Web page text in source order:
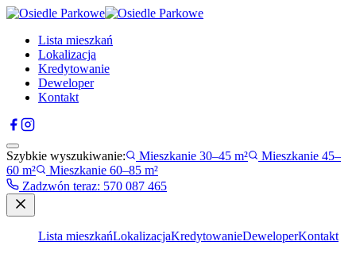
Lista mieszkań
Lokalizacja
Kredytowanie
Deweloper
Kontakt
Szybkie wyszukiwanie: Mieszkanie 30–45 m²
Mieszkanie 45–
60 m²
Mieszkanie 60–85 m²
Zadzwón teraz: 570 087 465
Lista mieszkańLokalizacjaKredytowanieDeweloperKontakt